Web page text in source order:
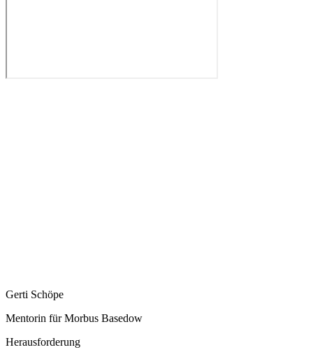
Gerti Schöpe
Mentorin für Morbus Basedow
Herausforderung